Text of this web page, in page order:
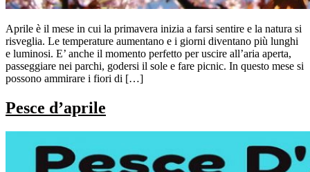
Aprile è il mese in cui la primavera inizia a farsi sentire e la natura si
risveglia. Le temperature aumentano e i giorni diventano più lunghi
e luminosi. E’ anche il momento perfetto per uscire all’aria aperta,
passeggiare nei parchi, godersi il sole e fare picnic. In questo mese si
possono ammirare i fiori di […]
Pesce d’aprile